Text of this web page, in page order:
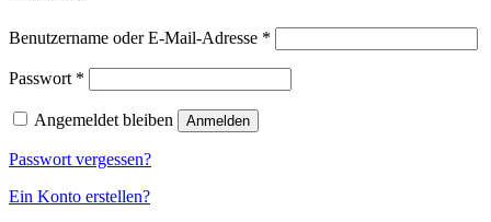
Benutzername oder E-Mail-Adresse *
Passwort *
Angemeldet bleiben Anmelden
Passwort vergessen?
Ein Konto erstellen?